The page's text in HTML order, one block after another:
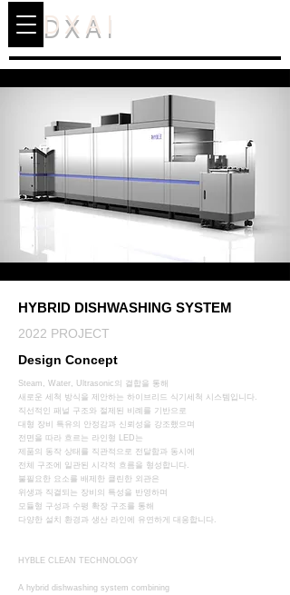
DXAI
HYBRID DISHWASHING SYSTEM
2022 PROJECT
Design Concept
Steam, Water, Ultrasonic의 결합을 통해
새로운 세척 방식을 제안하는 하이브리드 식기세척 시스템입니다.
직선적인 패널 구조와 절제된 비례를 기반으로
대형 장비 특유의 안정감과 신뢰성을 강조했으며
전면을 따라 흐르는 라인형 LED는
제품의 동작 상태를 직관적으로 전달함과 동시에
전체 구조에 일관된 시각적 흐름을 형성합니다.
불필요한 요소를 배제한 클린한 외관은
위생과 직결되는 장비의 특성을 반영하며
모듈형 구성과 수평 확장 구조를 통해
다양한 설치 환경과 생산 라인에 유연하게 대응합니다.
HYBLE CLEAN TECHNOLOGY
A hybrid dishwashing system combining